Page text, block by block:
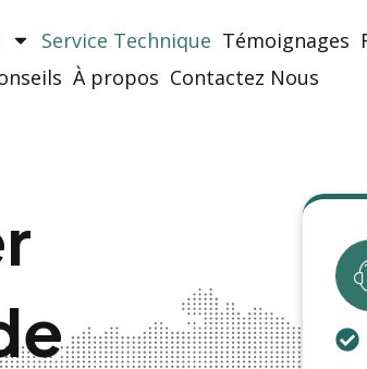
Service Technique Témoignages
À propos Contactez Nous